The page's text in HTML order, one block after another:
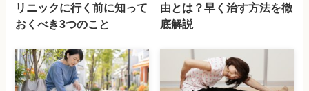
リニックに行く前に知って
おくべき3つのこと
由とは？早く治す方法を徹
底解説